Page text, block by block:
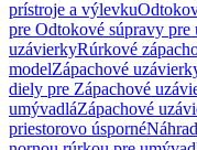
prístroje a výlevku
pre Odtokové súpravy pre
uzávierkyRúrkové
modelZápachové
diely pre Zápachové
umývadláZápachové
priestorovo úsporné